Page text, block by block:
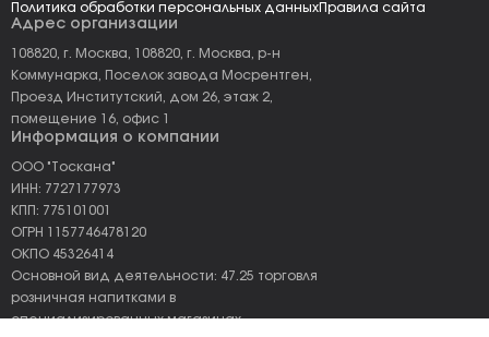
Адрес организации
108820, г. Москва, 108820, г. Москва, р-н
Коммунарка, Поселок завода Мосрентген,
Проезд Институтский, дом 26, этаж 2,
помещение 16, офис 1
Информация о компании
ООО "Тоскана"
ИНН: 7727177973
КПП: 775101001
ОГРН 1157746478120
ОКПО 45326414
Основной вид деятельности: 47.25 торговля
розничная напитками в
специализированных магазинах
Политика обработки персональных данныхПравила сайта